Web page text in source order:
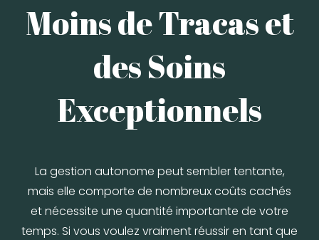
Moins de Tracas et
des Soins
Exceptionnels
La gestion autonome peut sembler tentante,
mais elle comporte de nombreux coûts cachés
et nécessite une quantité importante de votre
temps. Si vous voulez vraiment réussir en tant que